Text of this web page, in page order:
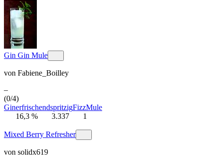
Gin Gin Mule
von Fabiene_Boilley
–
(0/4)
GinerfrischendspritzigFizzMule
16,3 %
3.337 1
Mixed Berry Refresher
von solidx619